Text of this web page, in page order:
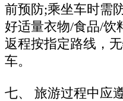
前预防;乘坐车时需
好适量衣物/食品/饮
返程按指定路线，
车。
七、 旅游过程中应